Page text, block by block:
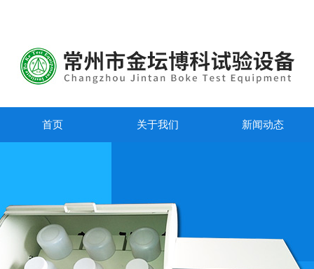
首页 关于我们 新闻动态